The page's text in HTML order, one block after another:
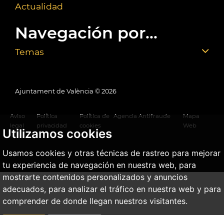
Utilizamos cookies
Usamos cookies y otras técnicas de rastreo para mejorar
tu experiencia de navegación en nuestra web, para
mostrarte contenidos personalizados y anuncios
adecuados, para analizar el tráfico en nuestra web y para
comprender de donde llegan nuestros visitantes.
Actualidad
Navegación por...
Temas
Ajuntament de València © 2026
Aviso
legal
Política
privacidad
Política de
cookies
Agencia Antifraude
Mapa
Web